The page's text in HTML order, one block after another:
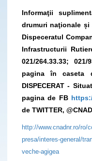
Informaţii
drumuri naţionale
Dispeceratul
Infrastructurii
021/264.33.33;
pagina în caseta
DISPECERAT -
pagina de FB
de TWITTER,
http://www.cnadnr.ro/ro/
presa/interes-general/
veche-agigea